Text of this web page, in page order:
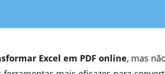
Excel em PDF online, mas